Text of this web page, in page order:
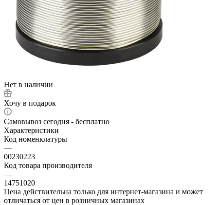
Нет в наличии
Хочу в подарок
Самовывоз сегодня - бесплатно
Характеристики
Код номенклатуры
—
00230223
Код товара производителя
—
14751020
Цена действительна только для интернет-магазина и может
отличаться от цен в розничных магазинах